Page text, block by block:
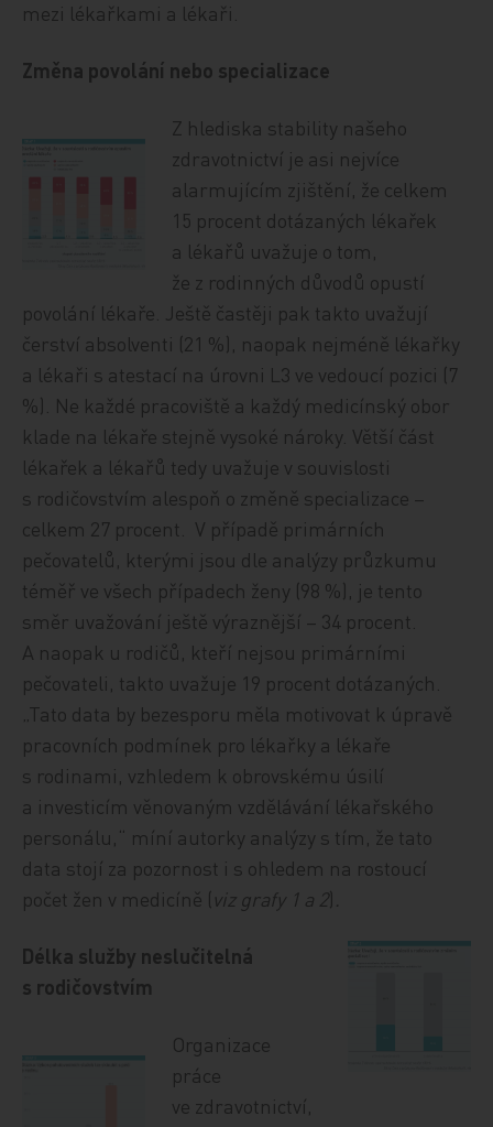
mezi lékařkami a lékaři.
Změna povolání nebo specializace
Z hlediska stability našeho
zdravotnictví je asi nejvíce
alarmujícím zjištění, že celkem
15 procent dotázaných lékařek
a lékařů uvažuje o tom,
že z rodinných důvodů opustí
povolání lékaře. Ještě častěji pak takto uvažují
čerství absolventi (21 %), naopak nejméně lékařky
a lékaři s atestací na úrovni L3 ve vedoucí pozici (7
%). Ne každé pracoviště a každý medicínský obor
klade na lékaře stejně vysoké nároky. Větší část
lékařek a lékařů tedy uvažuje v souvislosti
s rodičovstvím alespoň o změně specializace –
celkem 27 procent. V případě primárních
pečovatelů, kterými jsou dle analýzy průzkumu
téměř ve všech případech ženy (98 %), je tento
směr uvažování ještě výraznější – 34 procent.
A naopak u rodičů, kteří nejsou primárními
pečovateli, takto uvažuje 19 procent dotázaných.
„Tato data by bezesporu měla motivovat k úpravě
pracovních podmínek pro lékařky a lékaře
s rodinami, vzhledem k obrovskému úsilí
a investicím věnovaným vzdělávání lékařského
personálu,“ míní autorky analýzy s tím, že tato
data stojí za pozornost i s ohledem na rostoucí
počet žen v medicíně (viz grafy 1 a 2)
Délka služby neslučitelná
s rodičovstvím
Organizace
práce
ve zdravotnictví,